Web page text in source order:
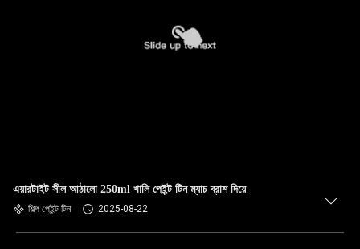
এয়ারটাইট সীল আঠালো 250ml খালি পেইন্ট টিন ম্যাচ ব্রাশ দিয়ে
শিল্প পেইন্ট টিন 2025-08-22